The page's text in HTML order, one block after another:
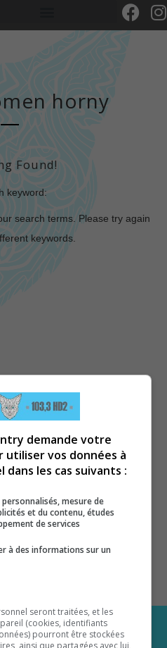
horny
Found!
keyword:
search terms. Please try again
keywords.
demande votre
vos données à
les cas suivants :
mesure de
et du contenu, études
de services
à des informations sur un
seront traitées, et les
(cookies, identifiants
pourront être stockées
ainsi que partagées avec lui,